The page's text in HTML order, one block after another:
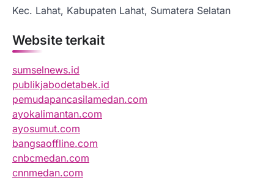
Kec. Lahat, Kabupaten Lahat, Sumatera Selatan
Website terkait
sumselnews.id
publikjabodetabek.id
pemudapancasilamedan.com
ayokalimantan.com
ayosumut.com
bangsaoffline.com
cnbcmedan.com
cnnmedan.com